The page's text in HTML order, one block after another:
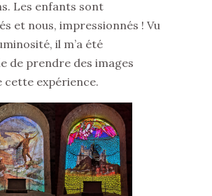
Les enfants sont
et nous, impressionnés ! Vu
il m’a été
de prendre des images
cette expérience.